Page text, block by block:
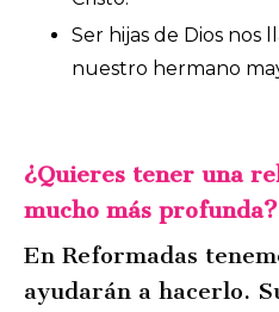
Ser hijas de Dios nos
nuestro hermano
¿Quieres tener una
mucho más profunda?
En Reformadas
ayudarán a hacerlo.